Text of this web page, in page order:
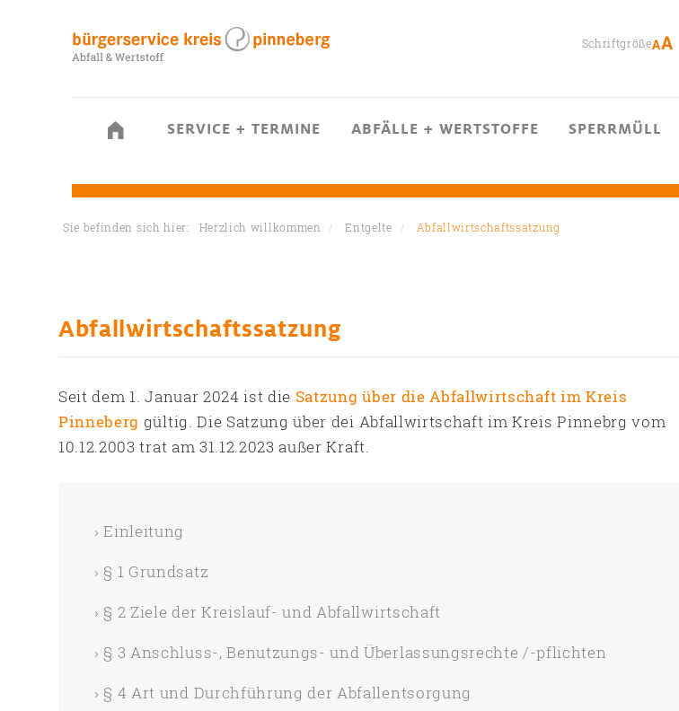
Schriftgröße
SERVICE + TERMINE ABFÄLLE + WERTSTOFFE SPERRMÜLL
Sie befinden sich hier: Herzlich willkommen Entgelte Abfallwirtschaftssatzung
Abfallwirtschaftssatzung
Seit dem 1. Januar 2024 ist die Satzung über die Abfallwirtschaft im Kreis
Pinneberg gültig. Die Satzung über dei Abfallwirtschaft im Kreis Pinnebrg vom
10.12.2003 trat am 31.12.2023 außer Kraft.
Einleitung
§ 1 Grundsatz
§ 2 Ziele der Kreislauf- und Abfallwirtschaft
§ 3 Anschluss-, Benutzungs- und Überlassungsrechte /-pflichten
§ 4 Art und Durchführung der Abfallentsorgung